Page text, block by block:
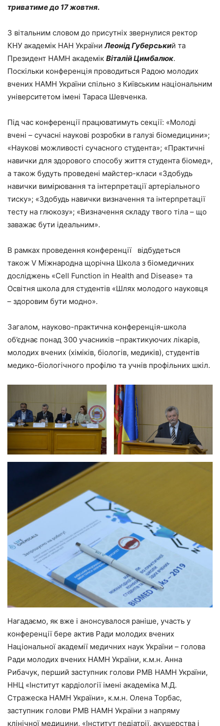
триватиме до 17 жовтня.
З вітальним словом до присутніх звернулися ректор
КНУ академік НАН України Леонід Губерський та
Президент НАМН академік Віталій Цимбалюк.
Поскільки конференція проводиться Радою молодих
вчених НАМН України спільно з Київським національним
університетом імені Тараса Шевченка.
Під час конференції працюватимуть секції: «Молоді
вчені – сучасні наукові розробки в галузі біомедицини»;
«Наукові можливості сучасного студента»; «Практичні
навички для здорового способу життя студента біомед»,
а також будуть проведені майстер-класи «Здобудь
навички вимірювання та інтерпретації артеріального
тиску»; «Здобудь навички визначення та інтерпретації
тесту на глюкозу»; «Визначення складу твого тіла – що
заважає бути ідеальним».
В рамках проведення конференції відбудеться
також V Міжнародна щорічна Школа з біомедичних
досліджень «Cell Function in Health and Disease» та
Освітня школа для студентів «Шлях молодого науковця
– здоровим бути модно».
Загалом, науково-практична конференція-школа
об’єднає понад 300 учасників –практикуючих лікарів,
молодих вчених (хіміків, біологів, медиків), студентів
медико-біологічного профілю та учнів профільних шкіл.
Нагадаємо, як вже і анонсувалося раніше, участь у
конференції бере актив Ради молодих вчених
Національної академії медичних наук України – голова
Ради молодих вчених НАМН України, к.м.н. Анна
Рибачук, перший заступник голови РМВ НАМН України,
ННЦ «Інститут кардіології імені академіка М.Д.
Стражеска НАМН України», к.м.н. Олена Торбас,
заступник голови РМВ НАМН України з напряму
клінічної медицини, «Інститут педіатрії, акушерства і